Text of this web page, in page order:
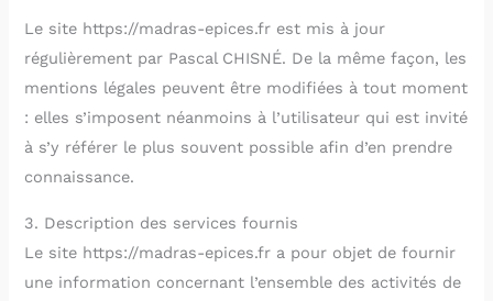
Le site https://madras-epices.fr est mis à jour
régulièrement par Pascal CHISNÉ. De la même façon, les
mentions légales peuvent être modifiées à tout moment
: elles s’imposent néanmoins à l’utilisateur qui est invité
à s’y référer le plus souvent possible afin d’en prendre
connaissance.
3. Description des services fournis
Le site https://madras-epices.fr a pour objet de fournir
une information concernant l’ensemble des activités de